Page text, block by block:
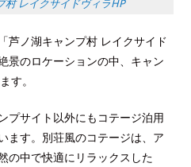
村 レイクサイドヴィラHP
芦ノ湖キャンプ村 レイクサイド
景のロケーションの中、キャン
す。
プサイト以外にもコテージ泊用
ます。別荘風のコテージは、ア
の中で快適にリラックスした